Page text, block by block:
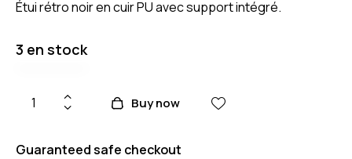
Étui rétro noir en cuir PU avec support intégré.
3 en stock
Buy now
Guaranteed safe checkout